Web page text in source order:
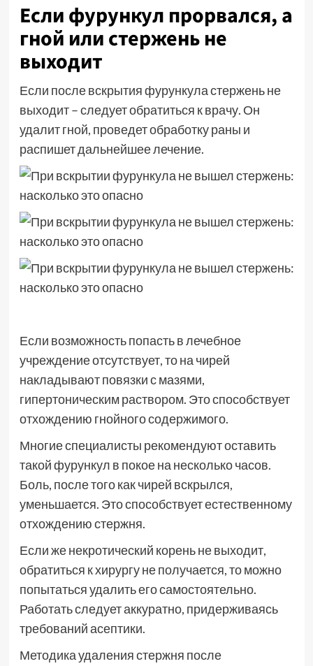
Если фурункул прорвался, а
гной или стержень не
выходит
Если после вскрытия фурункула стержень не
выходит – следует обратиться к врачу. Он
удалит гной, проведет обработку раны и
распишет дальнейшее лечение.
Если возможность попасть в лечебное
учреждение отсутствует, то на чирей
накладывают повязки с мазями,
гипертоническим раствором. Это способствует
отхождению гнойного содержимого.
Многие специалисты рекомендуют оставить
такой фурункул в покое на несколько часов.
Боль, после того как чирей вскрылся,
уменьшается. Это способствует естественному
отхождению стержня.
Если же некротический корень не выходит,
обратиться к хирургу не получается, то можно
попытаться удалить его самостоятельно.
Работать следует аккуратно, придерживаясь
требований асептики.
Методика удаления стержня после